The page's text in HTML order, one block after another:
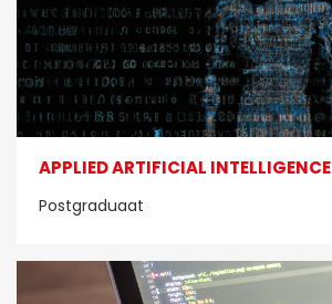
APPLIED ARTIFICIAL INTELLIGENCE
Postgraduaat